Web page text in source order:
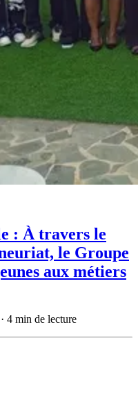
: À travers le
le Groupe
aux métiers
· 4 min de lecture